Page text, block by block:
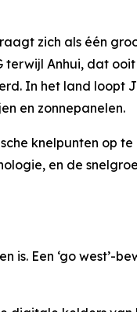
zich als één
Anhui, dat
In het land loopt
en zonnepanelen.
knelpunten op te
en de
Een ‘go west’-